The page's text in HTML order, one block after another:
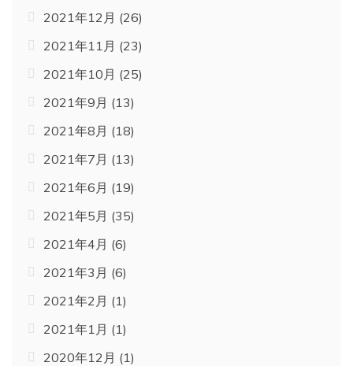
2021年12月 (26)
2021年11月 (23)
2021年10月 (25)
2021年9月 (13)
2021年8月 (18)
2021年7月 (13)
2021年6月 (19)
2021年5月 (35)
2021年4月 (6)
2021年3月 (6)
2021年2月 (1)
2021年1月 (1)
2020年12月 (1)